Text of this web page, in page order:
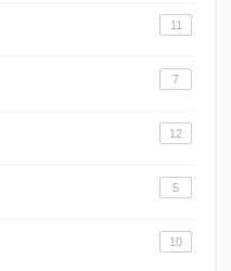
11
7
12
5
10